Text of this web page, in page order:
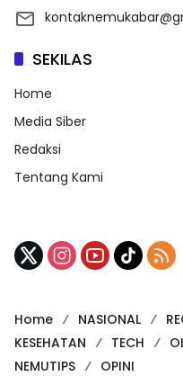
SEKILAS
Home
Media Siber
Redaksi
Tentang Kami
Home NASIONAL
KESEHATAN
TECH
NEMUTIPS
OPINI